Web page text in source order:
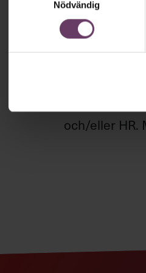
Nödvändig
Håll
Våra
och/eller HR.